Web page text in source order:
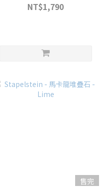
NT$1,790
售完